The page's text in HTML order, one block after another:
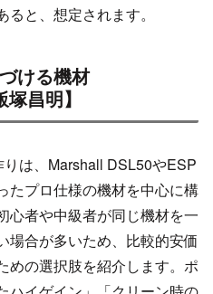
と、想定されます。
ける機材
昌明】
は、Marshall DSL50やESP
たプロ仕様の機材を中心に構
心者や中級者が同じ機材を一
場合が多いため、比較的安価
めの選択肢を紹介します。ポ